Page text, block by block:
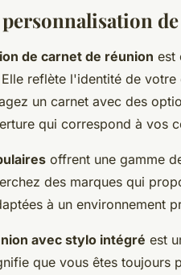
de carnet de réunion est
reflète l'identité de
un carnet avec des
qui correspond à vos
offrent une gamme
des marques qui
à un environnement
avec stylo intégré est
que vous êtes toujours